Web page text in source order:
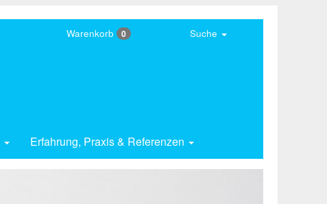
Erfahrung, Praxis & Referenzen
Warenkorb 0 Suche